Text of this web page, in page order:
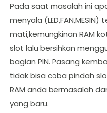
Pada saat masalah ini
menyala
mati,kemungkinan RAM
slot lalu bersihkan
bagian PIN. Pasang
tidak bisa coba pindah
RAM anda bermasalah
yang baru.